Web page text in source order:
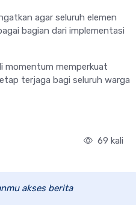
agar seluruh elemen
bagian dari implementasi
momentum memperkuat
terjaga bagi seluruh warga
69 kali
akses berita